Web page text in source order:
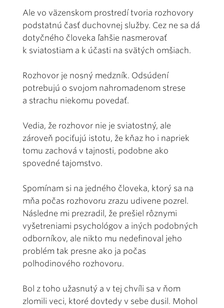
Ale vo väzenskom prostredí tvoria rozhovory
podstatnú časť duchovnej služby. Cez ne sa dá
dotyčného človeka ľahšie nasmerovať
k sviatostiam a k účasti na svätých omšiach.
Rozhovor je nosný medzník. Odsúdení
potrebujú o svojom nahromadenom strese
a strachu niekomu povedať.
Vedia, že rozhovor nie je sviatostný, ale
zároveň pociťujú istotu, že kňaz ho i napriek
tomu zachová v tajnosti, podobne ako
spovedné tajomstvo.
Spomínam si na jedného človeka, ktorý sa na
mňa počas rozhovoru zrazu udivene pozrel.
Následne mi prezradil, že prešiel rôznymi
vyšetreniami psychológov a iných podobných
odborníkov, ale nikto mu nedefinoval jeho
problém tak presne ako ja počas
polhodinového rozhovoru.
Bol z toho užasnutý a v tej chvíli sa v ňom
zlomili veci, ktoré dovtedy v sebe dusil. Mohol